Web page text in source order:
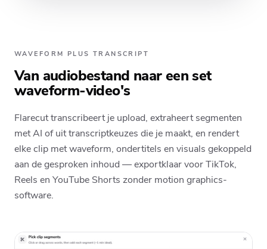
WAVEFORM PLUS TRANSCRIPT
Van audiobestand naar een set
waveform-video's
Flarecut transcribeert je upload, extraheert segmenten
met AI of uit transcriptkeuzes die je maakt, en rendert
elke clip met waveform, ondertitels en visuals gekoppeld
aan de gesproken inhoud — exportklaar voor TikTok,
Reels en YouTube Shorts zonder motion graphics-
software.